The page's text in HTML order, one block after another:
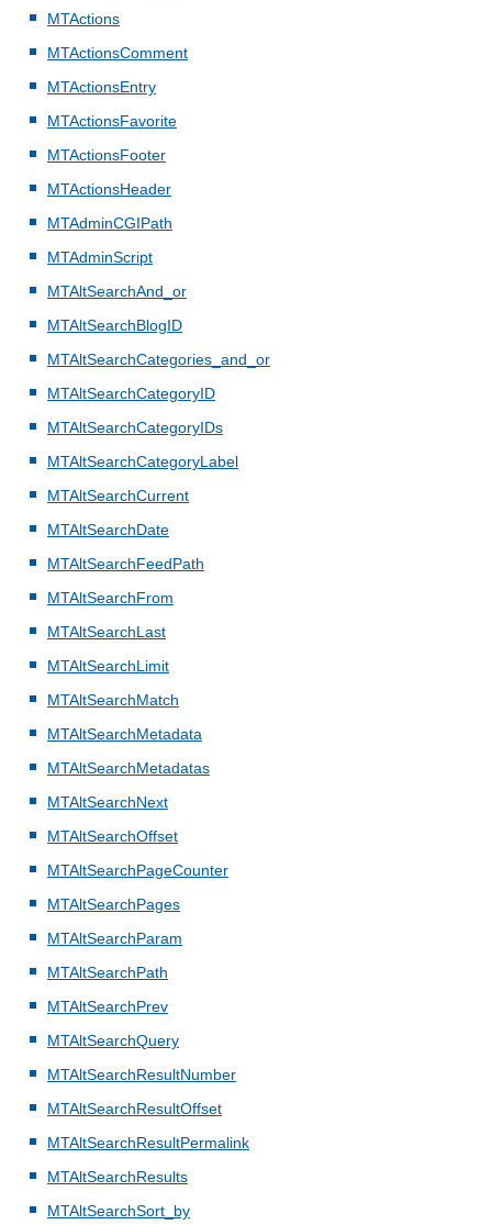
MTActions
MTActionsComment
MTActionsEntry
MTActionsFavorite
MTActionsFooter
MTActionsHeader
MTAdminCGIPath
MTAdminScript
MTAltSearchAnd_or
MTAltSearchBlogID
MTAltSearchCategories_and_or
MTAltSearchCategoryID
MTAltSearchCategoryIDs
MTAltSearchCategoryLabel
MTAltSearchCurrent
MTAltSearchDate
MTAltSearchFeedPath
MTAltSearchFrom
MTAltSearchLast
MTAltSearchLimit
MTAltSearchMatch
MTAltSearchMetadata
MTAltSearchMetadatas
MTAltSearchNext
MTAltSearchOffset
MTAltSearchPageCounter
MTAltSearchPages
MTAltSearchParam
MTAltSearchPath
MTAltSearchPrev
MTAltSearchQuery
MTAltSearchResultNumber
MTAltSearchResultOffset
MTAltSearchResultPermalink
MTAltSearchResults
MTAltSearchSort_by